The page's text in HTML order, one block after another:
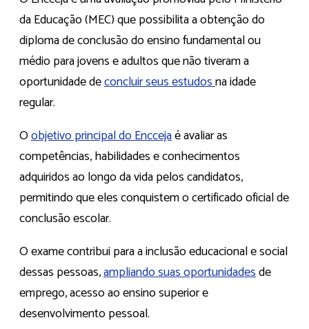
da Educação (MEC) que possibilita a obtenção do
diploma de conclusão do ensino fundamental ou
médio para jovens e adultos que não tiveram a
oportunidade deconcluir seus estudosna idade
regular.
Oobjetivo principal do Enccejaé avaliar as
competências, habilidades e conhecimentos
adquiridos ao longo da vida pelos candidatos,
permitindo que eles conquistem o certificado oficial de
conclusão escolar.
O exame contribui para a inclusão educacional e social
dessas pessoas,ampliando suas oportunidadesde
emprego, acesso ao ensino superior e
desenvolvimento pessoal.